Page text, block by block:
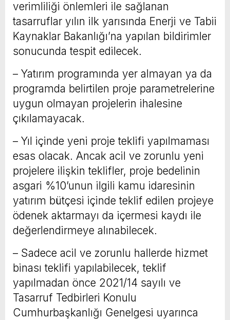
verimliliği önlemleri ile sağlanan
tasarruflar yılın ilk yarısında Enerji ve Tabii
Kaynaklar Bakanlığı’na yapılan bildirimler
sonucunda tespit edilecek.
– Yatırım programında yer almayan ya da
programda belirtilen proje parametrelerine
uygun olmayan projelerin ihalesine
çıkılamayacak.
– Yıl içinde yeni proje teklifi yapılmaması
esas olacak. Ancak acil ve zorunlu yeni
projelere ilişkin teklifler, proje bedelinin
asgari %10’unun ilgili kamu idaresinin
yatırım bütçesi içinde teklif edilen projeye
ödenek aktarmayı da içermesi kaydı ile
değerlendirmeye alınabilecek.
– Sadece acil ve zorunlu hallerde hizmet
binası teklifi yapılabilecek, teklif
yapılmadan önce 2021/14 sayılı ve
Tasarruf Tedbirleri Konulu
Cumhurbaşkanlığı Genelgesi uyarınca